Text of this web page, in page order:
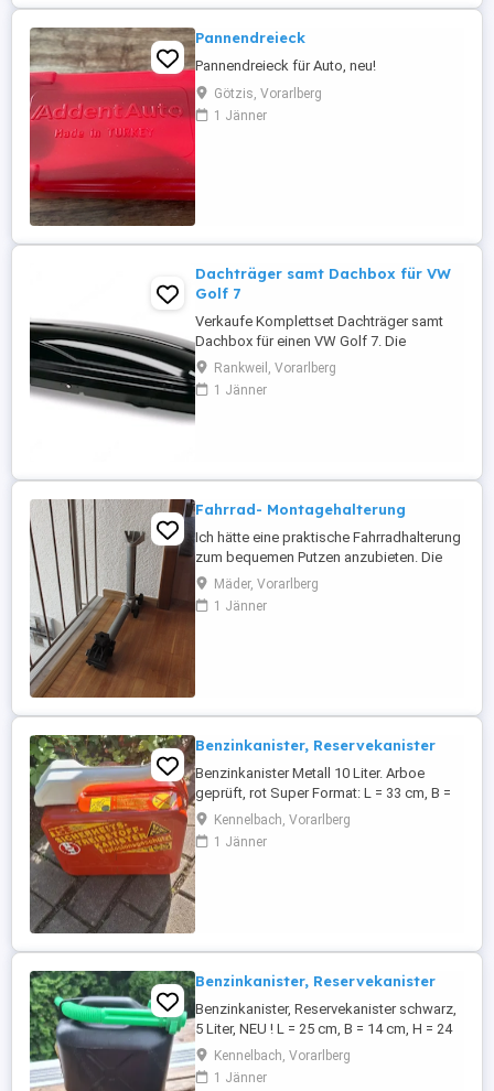
Pannendreieck
Pannendreieck für Auto, neu!
Götzis, Vorarlberg
1 Jänner
Dachträger samt Dachbox für VW
Golf 7
Verkaufe Komplettset Dachträger samt
Dachbox für einen VW Golf 7. Die
Dachbox ist universell anwendbar, die
Dachträger Atera SIGNO AS Aero 047272
sind geeignet für VW Golf 7 (5-Türer
Golf 7 mit ...
Rankweil, Vorarlberg
1 Jänner
Fahrrad- Montagehalterung
Ich hätte eine praktische Fahrradhalterung
zum bequemen Putzen anzubieten. Die
Halterung ist aus verzinktem Stahlrohr,
das Rohr ist schwenk- und drehbar und
steht ausgeschwenkt 55 cm heraus. Die
Mäder, Vorarlberg
1 Jänner
Benzinkanister, Reservekanister
Benzinkanister Metall 10 Liter. Arboe
geprüft, rot Super Format: L = 33 cm, B =
15 cm, H = 30 cm Guter Zustand
Kennelbach, Vorarlberg
1 Jänner
Benzinkanister, Reservekanister
Benzinkanister, Reservekanister schwarz,
5 Liter, NEU ! L = 25 cm, B = 14 cm, H = 24
cm Kennelbach, Vorarlberg
1 Jänner